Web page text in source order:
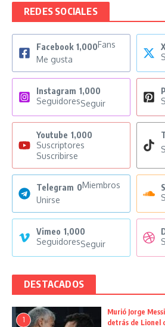
REDES SOCIALES
Facebook 1,000Fans
Me gusta
Instagram 1,000
SeguidoresSeguir
Youtube 1,000
Suscriptores
Suscribirse
Telegram 0Miembros
Unirse
Vimeo 1,000
SeguidoresSeguir
DESTACADOS
1
Murió Jorge
detrás de Lionel